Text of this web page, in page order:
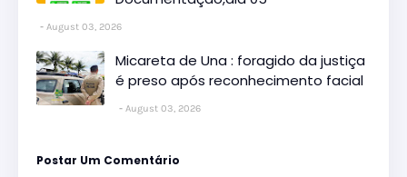
August 03, 2026
Micareta de Una : foragido da justiça
é preso após reconhecimento facial
August 03, 2026
Postar Um Comentário